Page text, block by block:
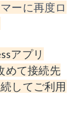
ーに再度ロ
アプリ
めて接続先
してご利用